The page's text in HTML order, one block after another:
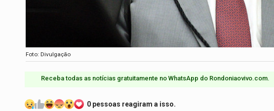
Foto: Divulgação
Receba todas as notícias gratuitamente no WhatsApp do Rondoniaovivo.com.​
0 pessoas reagiram a isso.